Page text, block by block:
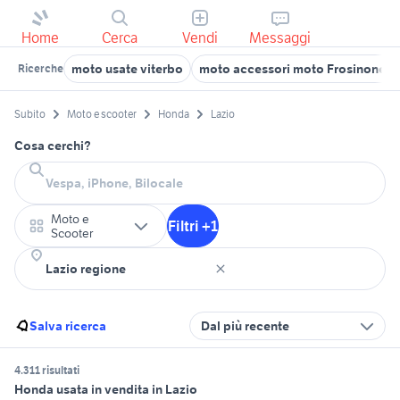
Home Cerca Vendi Messaggi
Ricerche moto usate viterbo moto accessori moto Frosinone
Subito Moto e scooter Honda Lazio
Cosa cerchi?
Moto e
Scooter
Filtri +1
Salva ricerca Dal più recente
4.311 risultati
Honda usata in vendita in Lazio